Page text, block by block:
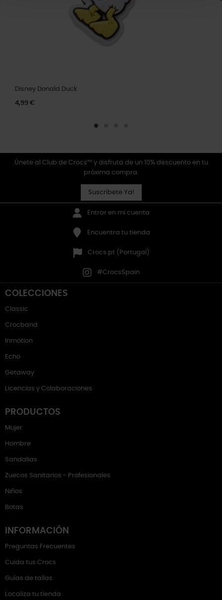
Disney Donald Duck
4,99 €
Únete al Club de Crocs™ y disfruta de un 10% descuento en tu
próxima compra.
Suscríbete Ya!
Entrar en mi cuenta
Encuentra tu tienda
Crocs.pt (Portugal)
#CrocsSpain
COLECCIONES
Classic
Crocband
Inmotion
Echo
Getaway
Licencias y Colaboraciones
PRODUCTOS
Mujer
Hombre
Sandalias
Zuecos Sanitarios - Profesionales
Niños
Botas
INFORMACIÓN
Preguntas Frecuentes
Cuida tus Crocs
Guías de tallas
Localiza tu tienda